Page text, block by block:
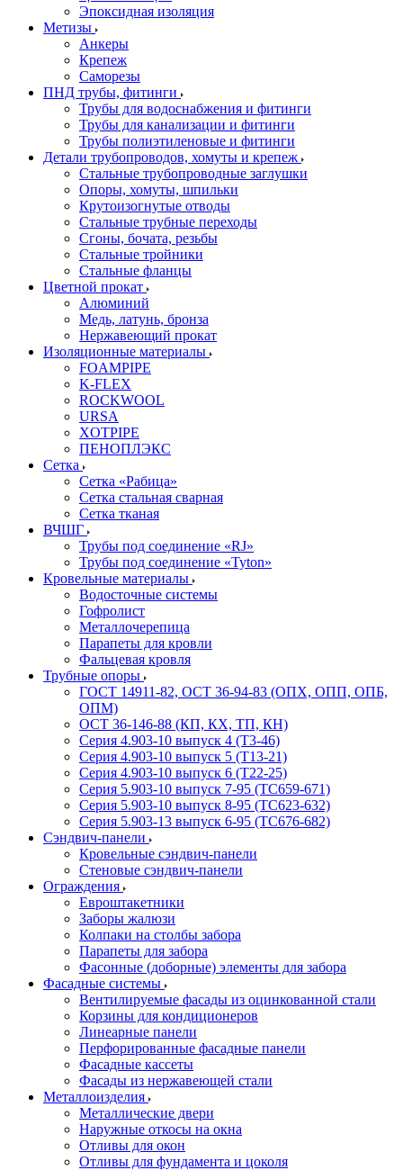
Эпоксидная изоляция
Метизы
Анкеры
Крепеж
Саморезы
ПНД трубы, фитинги
Трубы для водоснабжения и фитинги
Трубы для канализации и фитинги
Трубы полиэтиленовые и фитинги
Детали трубопроводов, хомуты и крепеж
Стальные трубопроводные заглушки
Опоры, хомуты, шпильки
Крутоизогнутые отводы
Стальные трубные переходы
Сгоны, бочата, резьбы
Стальные тройники
Стальные фланцы
Цветной прокат
Алюминий
Медь, латунь, бронза
Нержавеющий прокат
Изоляционные материалы
FOAMPIPE
K-FLEX
ROCKWOOL
URSA
XOTPIPE
ПЕНОПЛЭКС
Сетка
Сетка «Рабица»
Сетка стальная сварная
Сетка тканая
ВЧШГ
Трубы под соединение «RJ»
Трубы под соединение «Tyton»
Кровельные материалы
Водосточные системы
Гофролист
Металлочерепица
Парапеты для кровли
Фальцевая кровля
Трубные опоры
ГОСТ 14911-82, ОСТ 36-94-83 (ОПХ, ОПП, ОПБ,
ОПМ)
ОСТ 36-146-88 (КП, КХ, ТП, КН)
Серия 4.903-10 выпуск 4 (Т3-46)
Серия 4.903-10 выпуск 5 (Т13-21)
Серия 4.903-10 выпуск 6 (Т22-25)
Серия 5.903-10 выпуск 7-95 (ТС659-671)
Серия 5.903-10 выпуск 8-95 (ТС623-632)
Серия 5.903-13 выпуск 6-95 (ТС676-682)
Сэндвич-панели
Кровельные сэндвич-панели
Стеновые сэндвич-панели
Ограждения
Евроштакетники
Заборы жалюзи
Колпаки на столбы забора
Парапеты для забора
Фасонные (доборные) элементы для забора
Фасадные системы
Вентилируемые фасады из оцинкованной стали
Корзины для кондиционеров
Линеарные панели
Перфорированные фасадные панели
Фасадные кассеты
Фасады из нержавеющей стали
Металлоизделия
Металлические двери
Наружные откосы на окна
Отливы для окон
Отливы для фундамента и цоколя